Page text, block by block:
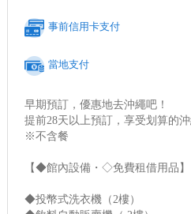
事前信用卡支付
當地支付
早期預訂，優惠地去沖繩吧！
提前28天以上預訂，享受划算的
※不含餐
【◆館內設備・◇免費租借用品】
◆投幣式洗衣機（2樓）